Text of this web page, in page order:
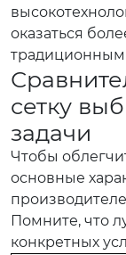
оказаться
сетку
задачи
Чтобы
основные
Помните, что
конкретных